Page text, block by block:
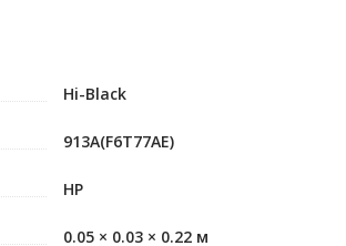
Hi-Black
913А(F6T77AE)
HP
0.05 × 0.03 × 0.22 м